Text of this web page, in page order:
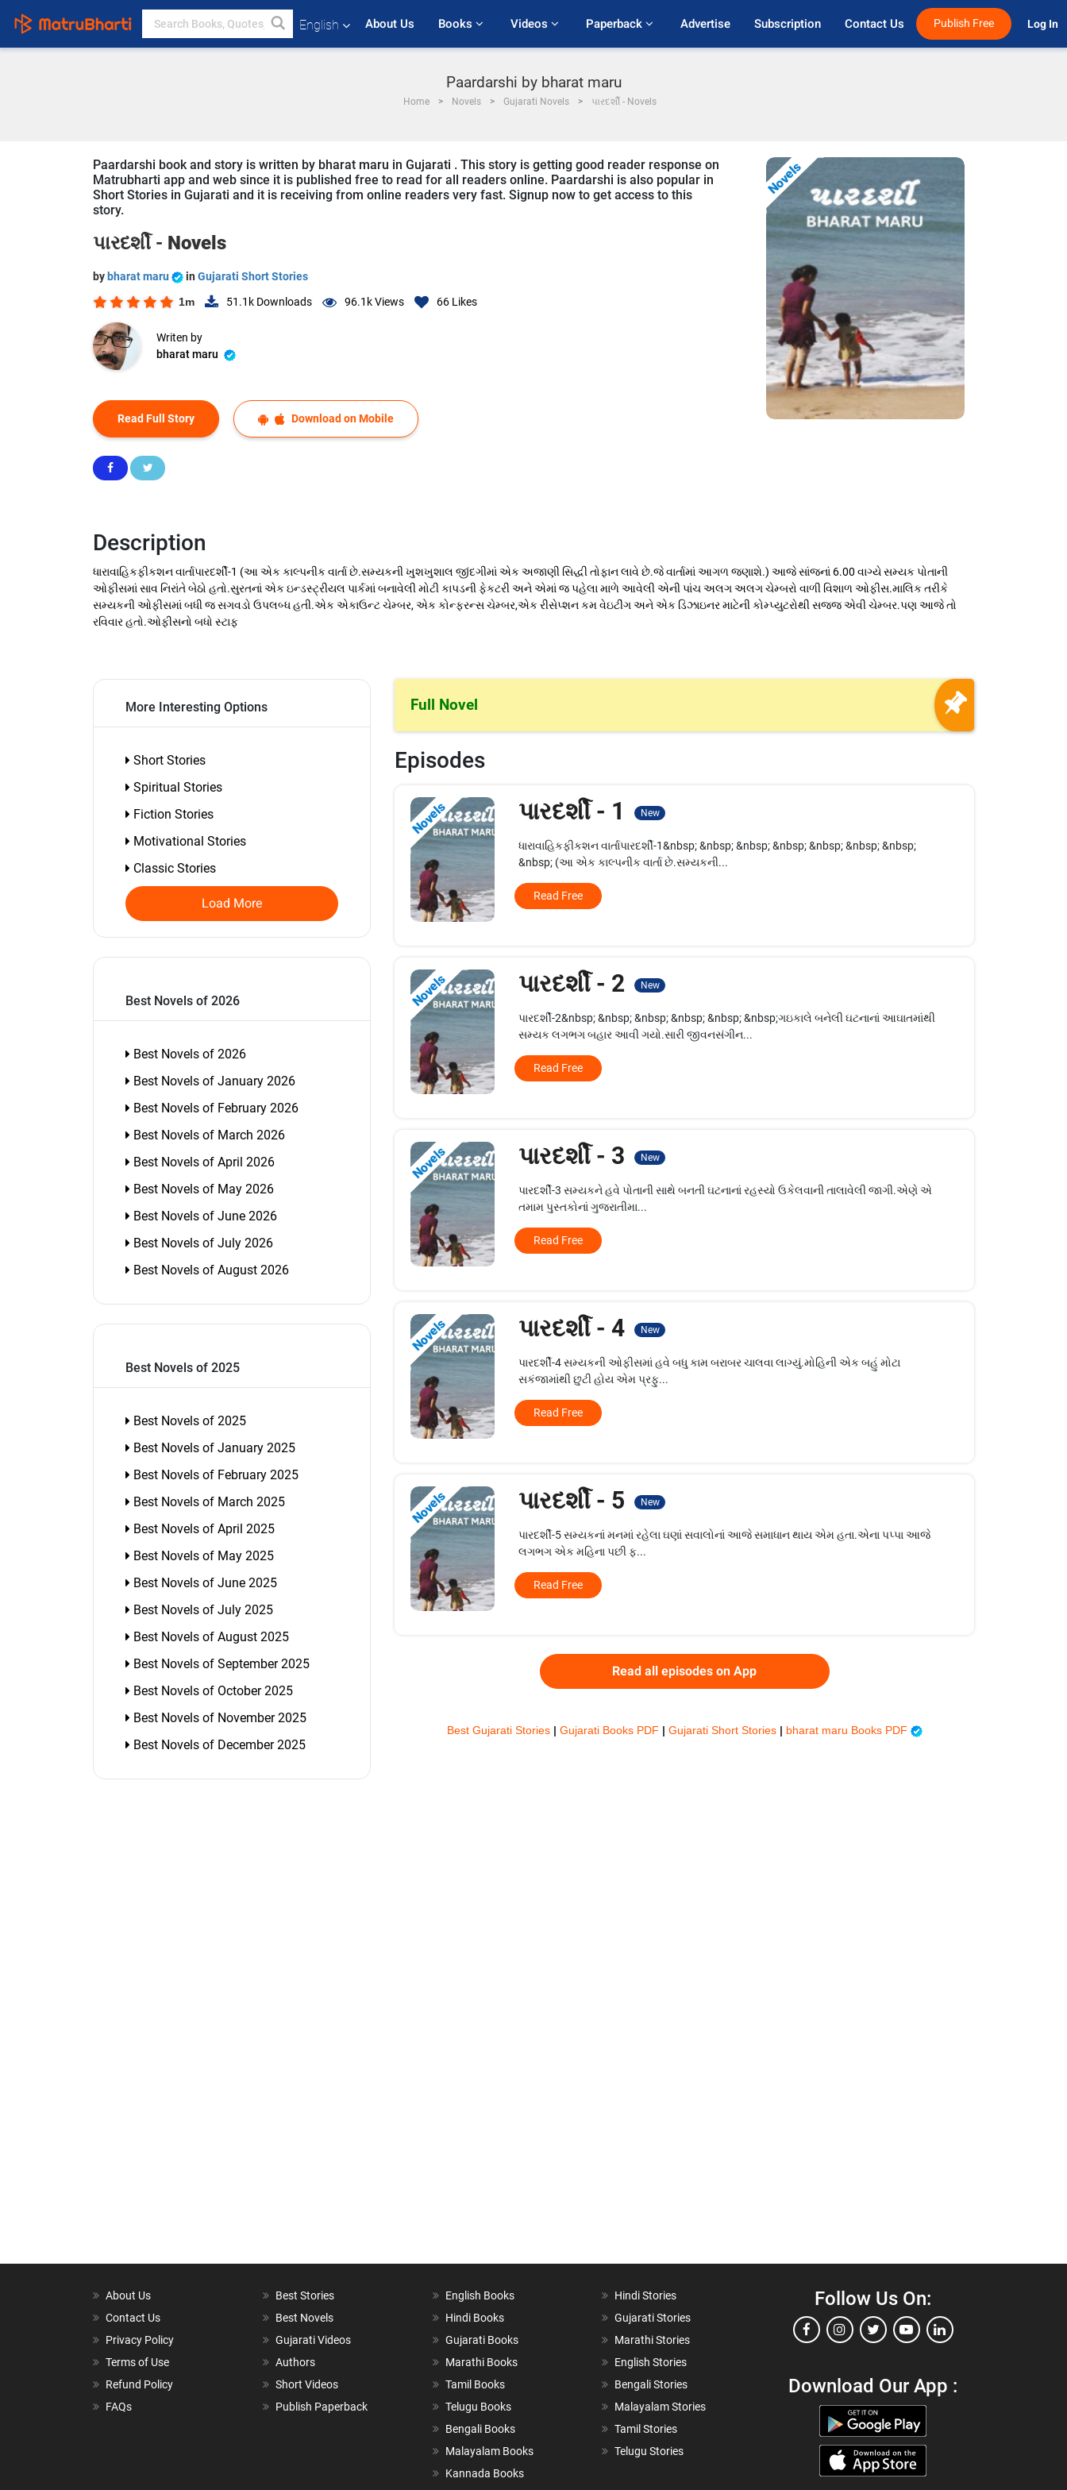
English About Us Books Videos Paperback Advertise Subscription Contact Us Publish Free Log In
Paardarshi by bharat maru
Home Novels Gujarati Novels પારદર્શી - Novels
Paardarshi book and story is written by bharat maru in Gujarati . This story is getting good reader response on
Matrubharti app and web since it is published free to read for all readers online. Paardarshi is also popular in
Short Stories in Gujarati and it is receiving from online readers very fast. Signup now to get access to this
story.
પારદર્શી - Novels
by bharat maru in Gujarati Short Stories
1m 51.1k Downloads 96.1kViews 66 Likes
Writen by
bharat maru
Read Full Story Download on Mobile
Novels
Description
ધારાવાહિકફીકશન વાર્તાપારદર્શી-1 (આ એક કાલ્પનીક વાર્તા છે.સમ્યકની ખુશખુશાલ જીંદગીમાં એક અજાણી સિદ્ધી તોફાન લાવે છે.જે વાર્તામાં આગળ જણાશે.) આજે સાંજનાં 6.00 વાગ્યે સમ્યક પોતાની
ઓફીસમાં સાવ નિરાંતે બેઠો હતો.સુરતનાં એક ઇન્ડસ્ટ્રીયલ પાર્કમાં બનાવેલી મોટી કાપડની ફેકટરી અને એમાં જ પહેલા માળે આવેલી એની પાંચ અલગ અલગ ચેમ્બરો વાળી વિશાળ ઓફીસ.માલિક તરીકે
સમ્યકની ઓફીસમાં બધી જ સગવડો ઉપલબ્ધ હતી.એક એકાઉન્ટ ચેમ્બર, એક કોન્ફરન્સ ચેમ્બર,એક રીસેપ્શન કમ વેઇટીંગ અને એક ડિઝાઇનર માટેની કોમ્પ્યુટરોથી સજજ એવી ચેમ્બર.પણ આજે તો
રવિવાર હતો.ઓફીસનો બધો સ્ટાફ
More Interesting Options
Short Stories
Spiritual Stories
Fiction Stories
Motivational Stories
Classic Stories
Load More
Best Novels of 2026
Best Novels of 2026
Best Novels of January 2026
Best Novels of February 2026
Best Novels of March 2026
Best Novels of April 2026
Best Novels of May 2026
Best Novels of June 2026
Best Novels of July 2026
Best Novels of August 2026
Best Novels of 2025
Best Novels of 2025
Best Novels of January 2025
Best Novels of February 2025
Best Novels of March 2025
Best Novels of April 2025
Best Novels of May 2025
Best Novels of June 2025
Best Novels of July 2025
Best Novels of August 2025
Best Novels of September 2025
Best Novels of October 2025
Best Novels of November 2025
Best Novels of December 2025
Full Novel
Episodes
Novels પારદર્શી - 1 New
ધારાવાહિકફીકશન વાર્તાપારદર્શી-1&nbsp; &nbsp; &nbsp; &nbsp; &nbsp; &nbsp; &nbsp;
&nbsp; (આ એક કાલ્પનીક વાર્તા છે.સમ્યકની...
Read Free
Novels પારદર્શી - 2 New
પારદર્શી-2&nbsp; &nbsp; &nbsp; &nbsp; &nbsp; &nbsp;ગઇકાલે બનેલી ઘટનાનાં આઘાતમાંથી
સમ્યક લગભગ બહાર આવી ગયો.સારી જીવનસંગીન...
Read Free
Novels પારદર્શી - 3 New
પારદર્શી-3 સમ્યકને હવે પોતાની સાથે બનતી ઘટનાનાં રહસ્યો ઉકેલવાની તાલાવેલી જાગી.એણે એ
તમામ પુસ્તકોનાં ગુજરાતીમા...
Read Free
Novels પારદર્શી - 4 New
પારદર્શી-4 સમ્યકની ઓફીસમાં હવે બધુ કામ બરાબર ચાલવા લાગ્યું.મોહિની એક બહું મોટા
સકંજામાંથી છુટી હોય એમ પ્રફુ...
Read Free
Novels પારદર્શી - 5 New
પારદર્શી-5 સમ્યકનાં મનમાં રહેલા ઘણાં સવાલોનાં આજે સમાધાન થાય એમ હતા.એના પપ્પા આજે
લગભગ એક મહિના પછી ફ...
Read Free
Read all episodes on App
Best Gujarati Stories | Gujarati Books PDF | Gujarati Short Stories | bharat maru Books PDF
About Us
Contact Us
Privacy Policy
Terms of Use
Refund Policy
FAQs
Best Stories
Best Novels
Gujarati Videos
Authors
Short Videos
Publish Paperback
English Books
Hindi Books
Gujarati Books
Marathi Books
Tamil Books
Telugu Books
Bengali Books
Malayalam Books
Kannada Books
Hindi Stories
Gujarati Stories
Marathi Stories
English Stories
Bengali Stories
Malayalam Stories
Tamil Stories
Telugu Stories
Follow Us On:
Download Our App :